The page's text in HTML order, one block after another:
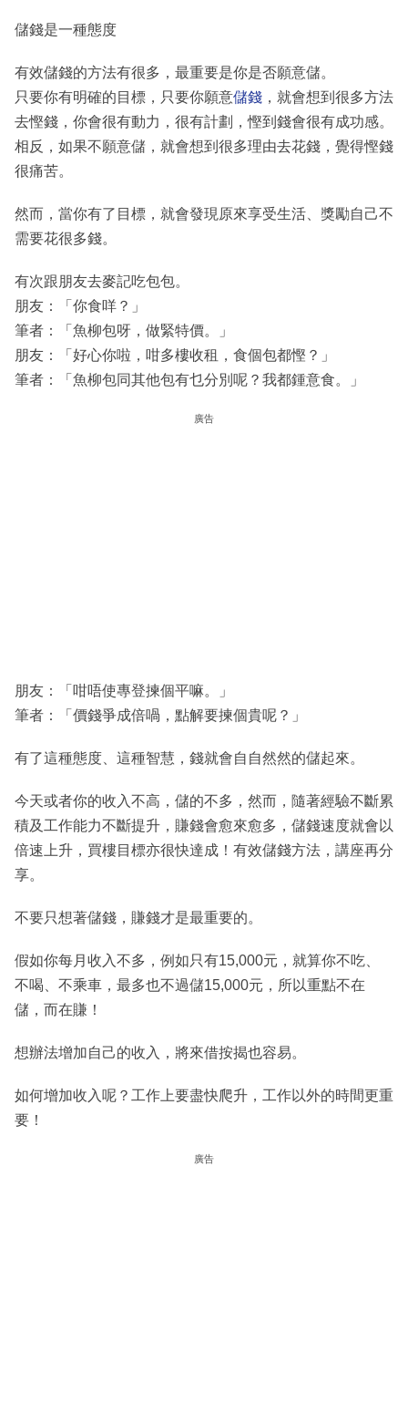
儲錢是一種態度
有效儲錢的方法有很多，最重要是你是否願意儲。
只要你有明確的目標，只要你願意儲錢 ，就會想到很多方法
去慳錢，你會很有動力，很有計劃，慳到錢會很有成功感。
相反，如果不願意儲，就會想到很多理由去花錢，覺得慳錢
很痛苦。
然而，當你有了目標，就會發現原來享受生活、獎勵自己不
需要花很多錢。
有次跟朋友去麥記吃包包。
朋友：「你食咩？」
筆者：「魚柳包呀，做緊特價。」
朋友：「好心你啦，咁多樓收租，食個包都慳？」
筆者：「魚柳包同其他包有乜分別呢？我都鍾意食。」
廣告
朋友：「咁唔使專登揀個平嘛。」
筆者：「價錢爭成倍喎，點解要揀個貴呢？」
有了這種態度、這種智慧，錢就會自自然然的儲起來。
今天或者你的收入不高，儲的不多，然而，隨著經驗不斷累
積及工作能力不斷提升，賺錢會愈來愈多，儲錢速度就會以
倍速上升，買樓目標亦很快達成！有效儲錢方法，講座再分
享。
不要只想著儲錢，賺錢才是最重要的。
假如你每月收入不多，例如只有15,000元，就算你不吃、
不喝、不乘車，最多也不過儲15,000元，所以重點不在
儲，而在賺！
想辦法增加自己的收入，將來借按揭也容易。
如何增加收入呢？工作上要盡快爬升，工作以外的時間更重
要！
廣告